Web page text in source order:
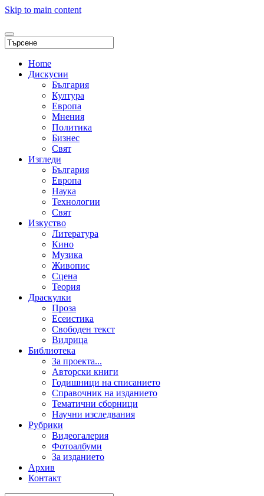
Skip to main content
Home
Дискусии
България
Култура
Европа
Мнения
Политика
Бизнес
Свят
Изгледи
България
Европа
Наука
Технологии
Свят
Изкуство
Литература
Кино
Музика
Живопис
Сцена
Теория
Драскулки
Проза
Есеистика
Свободен текст
Видрица
Библиотека
За проекта...
Авторски книги
Годишници на списанието
Справочник на изданието
Тематични сборници
Научни изследвания
Рубрики
Видеогалерия
Фотоалбуми
За изданието
Архив
Контакт